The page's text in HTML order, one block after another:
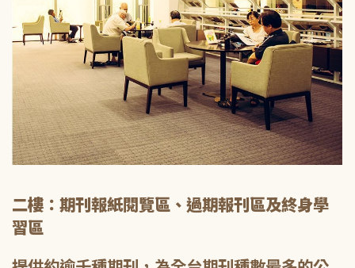
二樓：期刊報紙閱覽區、過期報刊區及終身學
習區